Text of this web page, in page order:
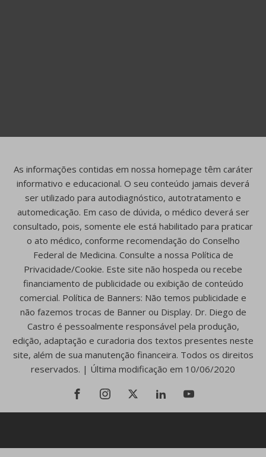
As informações contidas em nossa homepage têm caráter
informativo e educacional. O seu conteúdo jamais deverá
ser utilizado para autodiagnóstico, autotratamento e
automedicação. Em caso de dúvida, o médico deverá ser
consultado, pois, somente ele está habilitado para praticar
o ato médico, conforme recomendação do Conselho
Federal de Medicina. Consulte a nossa Política de
Privacidade/Cookie. Este site não hospeda ou recebe
financiamento de publicidade ou exibição de conteúdo
comercial. Política de Banners: Não temos publicidade e
não fazemos trocas de Banner ou Display. Dr. Diego de
Castro é pessoalmente responsável pela produção,
edição, adaptação e curadoria dos textos presentes neste
site, além de sua manutenção financeira. Todos os direitos
reservados. | Última modificação em 10/06/2020